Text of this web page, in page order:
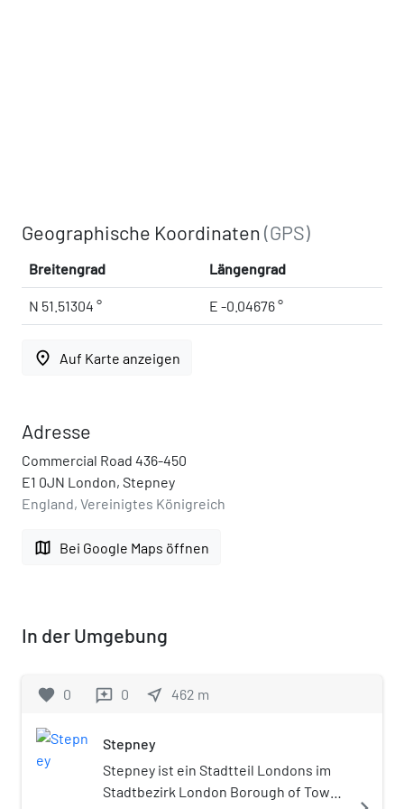
Geographische Koordinaten(GPS)
Breitengrad Längengrad
N 51.51304 ° E -0.04676 °
place Auf Karte anzeigen
Adresse
Commercial Road 436-450
E1 0JN London, Stepney
England, Vereinigtes Königreich
map Bei Google Maps öffnen
In der Umgebung
favorite 0 reviews 0 near_me 462 m
Stepney
Stepney ist ein Stadtteil Londons im
Stadtbezirk London Borough of Tower